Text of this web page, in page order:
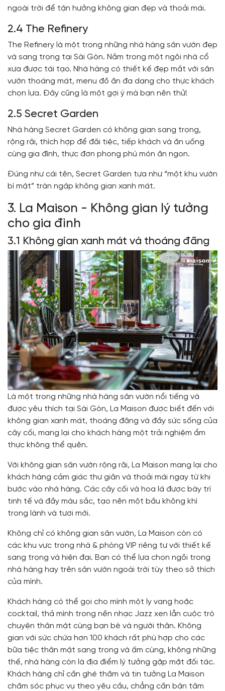
ngoài trời để tận hưởng không gian đẹp và thoải mái.
2.4 The Refinery
The Refinery là một trong những nhà hàng sân vườn đẹp
và sang trọng tại Sài Gòn. Nằm trong một ngôi nhà cổ
xưa được tái tạo. Nhà hàng có thiết kế đẹp mắt với sân
vườn thoáng mát, menu đồ ăn đa dạng cho thực khách
chọn lựa. Đây cũng là một gợi ý mà bạn nên thử!
2.5 Secret Garden
Nhà hàng Secret Garden có không gian sang trọng,
rộng rãi, thích hợp để đãi tiệc, tiếp khách và ăn uống
cùng gia đình, thực đơn phong phú món ăn ngon.
Đúng như cái tên, Secret Garden tựa như “một khu vườn
bí mật” tràn ngập không gian xanh mát.
3. La Maison - Không gian lý tưởng
cho gia đình
3.1 Không gian xanh mát và thoáng đãng
Là một trong những nhà hàng sân vườn nổi tiếng và
được yêu thích tại Sài Gòn, La Maison được biết đến với
không gian xanh mát, thoáng đãng và đầy sức sống của
cây cối, mang lại cho khách hàng một trải nghiệm ẩm
thực không thể quên.
Với không gian sân vườn rộng rãi, La Maison mang lại cho
khách hàng cảm giác thư giãn và thoải mái ngay từ khi
bước vào nhà hàng. Các cây cối và hoa lá được bày trí
tinh tế và đầy màu sắc, tạo nên một bầu không khí
trong lành và tươi mới.
Không chỉ có không gian sân vườn, La Maison còn có
các khu vực trong nhà & phòng VIP riêng tư với thiết kế
sang trọng và hiện đại. Bạn có thể lựa chọn ngồi trong
nhà hàng hay trên sân vườn ngoài trời tùy theo sở thích
của mình.
Khách hàng có thể gọi cho mình một ly vang hoặc
cocktail, thả mình trong nền nhạc Jazz xen lẫn cuộc trò
chuyện thân mật cùng bạn bè và người thân. Không
gian với sức chứa hơn 100 khách rất phù hợp cho các
bữa tiệc thân mật sang trong và ấm cùng, không những
thế, nhà hàng còn là địa điểm lý tưởng gặp mặt đối tác.
Khách hàng chỉ cần ghé thăm và tin tưởng La Maison
chăm sóc phục vụ theo yêu cầu, chẳng cần bận tâm